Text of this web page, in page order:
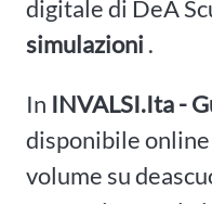
digitale di DeA
simulazioni .
In INVALSI.Ita -
disponibile
volume su